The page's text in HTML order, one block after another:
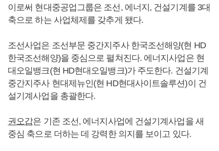
이로써 현대중공업그룹은 조선, 에너지, 건설기계를 3대
축으로 하는 사업체제를 갖추게 됐다.
조선사업은 조선부문 중간지주사 한국조선해양(현 HD
한국조선해양)을 중심으로 펼쳐진다. 에너지사업은 현
대오일뱅크(현 HD현대오일뱅크)가 주도한다. 건설기계
중간지주사 현대제뉴인(현 HD현대사이트솔루션)이 건
설기계사업을 총괄한다.
권오갑은 기존 조선, 에너지사업에 건설기계사업을 새
중심 축으로 더하는 데 강력한 의지를 보이고 있다.